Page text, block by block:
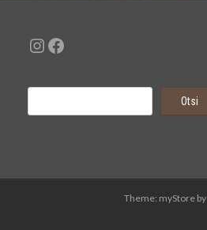
Instagram
Facebook
Otsi
Theme: myStore by